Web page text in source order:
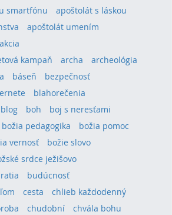
smartfónu
apoštolát s láskou
apoštolát umením
kampaň
archa
archeológia
báseň
bezpečnosť
blahorečenia
blog boh
boj s neresťami
božia pedagogika
božia pomoc
vernosť
božie slovo
srdce ježišovo
budúcnosť
cesta
chlieb každodenný
chudobní
chvála bohu